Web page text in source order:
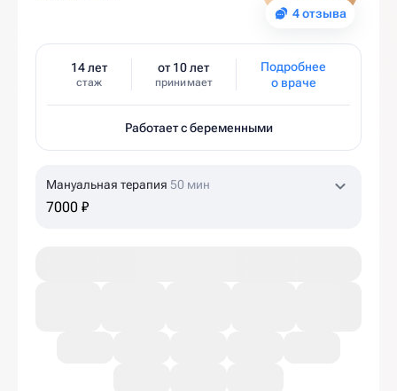
4 отзыва
14 лет
стаж
от 10 лет
принимает
Подробнее
о враче
Работает с беременными
Мануальная терапия 50 мин
7000 ₽